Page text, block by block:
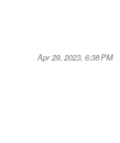
Apr 29, 2023, 6:38 PM